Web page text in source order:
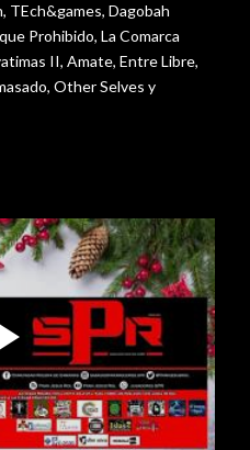
TEch&games, Dagobah
Prohibido, La Comarca
II, Amate, Entre Libre,
Other Selves y